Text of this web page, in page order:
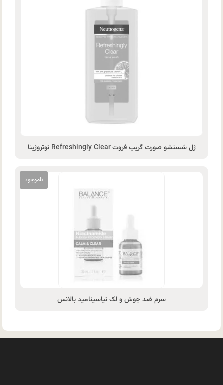
ژل شستشو صورت گریپ فروت Refreshingly Clear نوتروژینا
سرم ضد جوش و لک نیاسینامید بالانس